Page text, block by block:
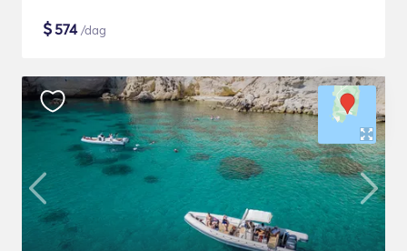
$574/dag